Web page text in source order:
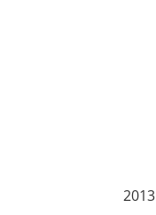
2013